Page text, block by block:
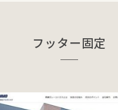
フッター固定